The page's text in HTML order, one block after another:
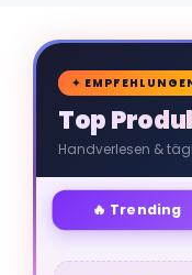
✦
Top
Handverlesen &
🔥 Trending